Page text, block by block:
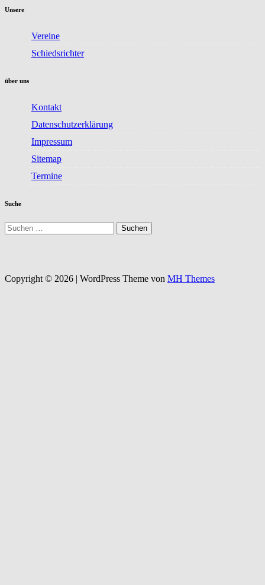
Unsere
Vereine
Schiedsrichter
über uns
Kontakt
Datenschutzerklärung
Impressum
Sitemap
Termine
Suche
Suchen
nach:
Copyright © 2026 | WordPress Theme von MH Themes